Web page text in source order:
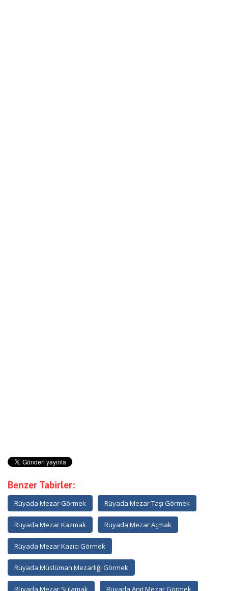
Benzer Tabirler:
Rüyada Mezar Görmek Rüyada Mezar Taşı Görmek
Rüyada Mezar Kazmak Rüyada Mezar Açmak
Rüyada Mezar Kazıcı Görmek
Rüyada Müslüman Mezarlığı Görmek
Rüyada Mezar Sulamak Rüyada Anıt Mezar Görmek